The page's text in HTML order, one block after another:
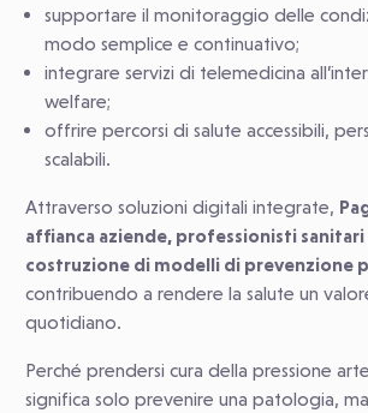
supportare il monitoraggio delle
modo semplice e continuativo;
integrare servizi di telemedicina
welfare;
offrire percorsi di salute accessibili,
scalabili.
Attraverso soluzioni digitali integrate,
affianca aziende, professionisti
costruzione di modelli di prevenzione
contribuendo a rendere la salute un
quotidiano.
Perché prendersi cura della pressione
significa solo prevenire una patologia,